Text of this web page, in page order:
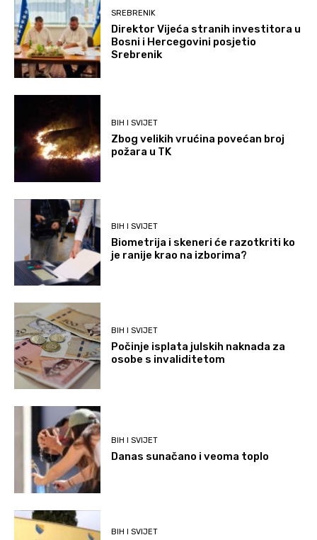
SREBRENIK
Direktor Vijeća stranih investitora u
Bosni i Hercegovini posjetio
Srebrenik
BIH I SVIJET
Zbog velikih vrućina povećan broj
požara u TK
BIH I SVIJET
Biometrija i skeneri će razotkriti ko
je ranije krao na izborima?
BIH I SVIJET
Počinje isplata julskih naknada za
osobe s invaliditetom
BIH I SVIJET
Danas sunačano i veoma toplo
BIH I SVIJET